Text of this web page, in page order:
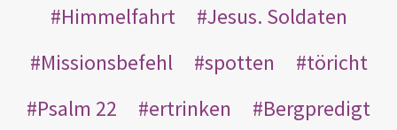
Himmelfahrt
Jesus. Soldaten
Missionsbefehl
spotten
töricht
Psalm 22
ertrinken
Bergpredigt